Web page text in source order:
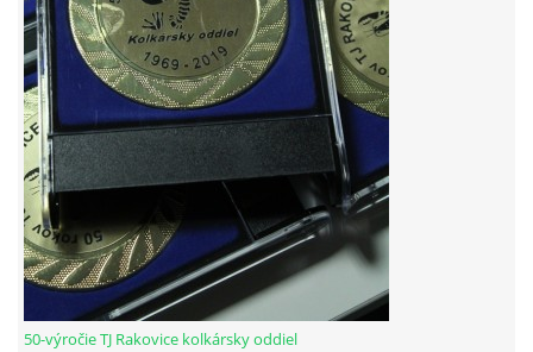
HODOVÝ TURNAJ
VIDEÁ Z RAKOVÍC
GPS SÚRADNICE
REKORDY NA KOLKÁRNI TJ RAKOVICE
Telovýchovná jednota Rakovice
50-výročie TJ Rakovice kolkársky oddiel